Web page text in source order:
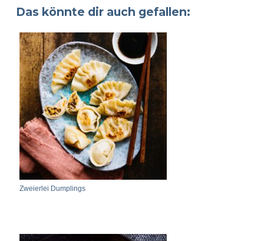
Das könnte dir auch gefallen:
Zweierlei Dumplings